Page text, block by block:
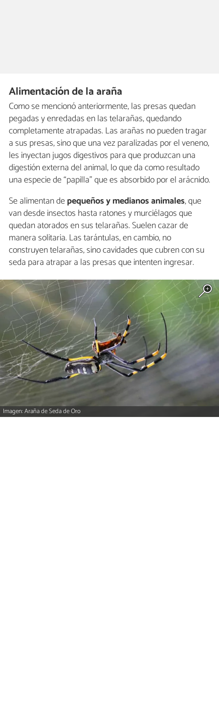
Alimentación de la araña
Como se mencionó anteriormente, las presas quedan
pegadas y enredadas en las telarañas, quedando
completamente atrapadas. Las arañas no pueden tragar
a sus presas, sino que una vez paralizadas por el veneno,
les inyectan jugos digestivos para que produzcan una
digestión externa del animal, lo que da como resultado
una especie de “papilla” que es absorbido por el arácnido.
Se alimentan depequeños y medianos animales, que
van desde insectos hasta ratones y murciélagos que
quedan atorados en sus telarañas. Suelen cazar de
manera solitaria. Las tarántulas, en cambio, no
construyen telarañas, sino cavidades que cubren con su
seda para atrapar a las presas que intenten ingresar.
Imagen: Araña de Seda de Oro